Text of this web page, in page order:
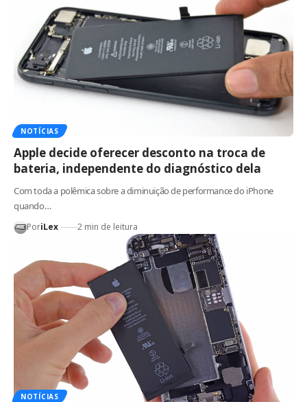
NOTÍCIAS
Apple decide oferecer desconto na troca de
bateria, independente do diagnóstico dela
Com toda a polêmica sobre a diminuição de performance do iPhone
quando…
PoriLex 2 min de leitura
NOTÍCIAS